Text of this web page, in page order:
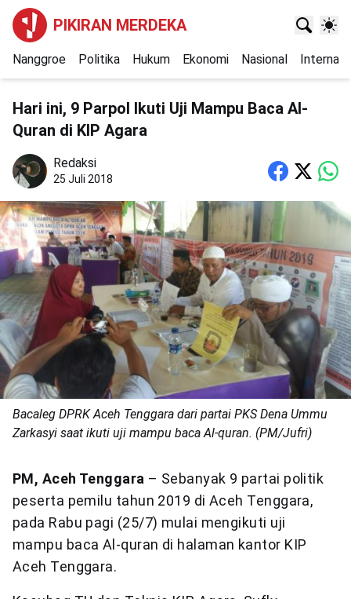
PIKIRAN MERDEKA
Nanggroe Politika Hukum Ekonomi Nasional
Hari ini, 9 Parpol Ikuti Uji Mampu Baca Al-
Quran di KIP Agara
Redaksi
25 Juli 2018
Bacaleg DPRK Aceh Tenggara dari partai PKS Dena Ummu
Zarkasyi saat ikuti uji mampu baca Al-quran. (PM/Jufri)
PM, Aceh Tenggara – Sebanyak 9 partai politik
peserta pemilu tahun 2019 di Aceh Tenggara,
pada Rabu pagi (25/7) mulai mengikuti uji
mampu baca Al-quran di halaman kantor KIP
Aceh Tenggara.